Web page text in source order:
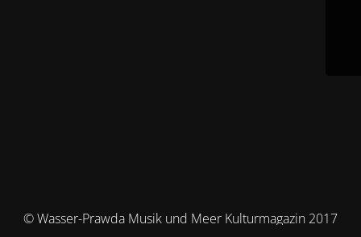
© Wasser-Prawda Musik und Meer Kulturmagazin 2017